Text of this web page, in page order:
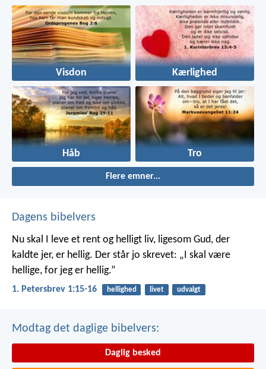
Visdon Kærlighed
Håb Tro
Flere emner...
Dagens bibelvers
Nu skal I leve et rent og helligt liv, ligesom Gud, der
kaldte jer, er hellig. Der står jo skrevet: „I skal være
hellige, for jeg er hellig.”
1. Petersbrev 1:15-16 hellighed livet udvalgt
Modtag det daglige bibelvers:
Daglig besked